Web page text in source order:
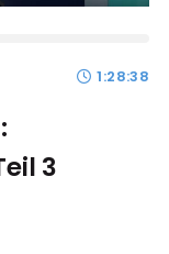
1:28:38
3